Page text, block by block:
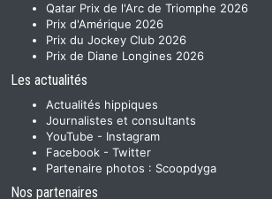
Qatar Prix de l'Arc de Triomphe 2026
Prix d'Amérique 2026
Prix du Jockey Club 2026
Prix de Diane Longines 2026
Les actualités
Actualités hippiques
Journalistes et consultants
YouTube - Instagram
Facebook - Twitter
Partenaire photos : Scoopdyga
Nos partenaires